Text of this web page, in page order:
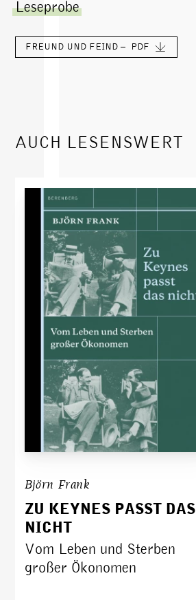
Leseprobe
FREUND UND FEIND – PDF
AUCH LESENSWERT
Björn Frank
ZU KEYNES PASST DAS
NICHT
Vom Leben und Sterben
großer Ökonomen